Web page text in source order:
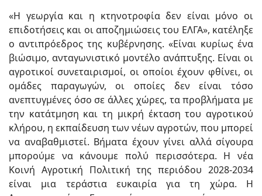
«Η γεωργία και η κτηνοτροφία δεν είναι μόνο οι
επιδοτήσεις και οι αποζημιώσεις του ΕΛΓΑ», κατέληξε
ο αντιπρόεδρος της κυβέρνησης. «Είναι κυρίως ένα
βιώσιμο, ανταγωνιστικό μοντέλο ανάπτυξης. Είναι οι
αγροτικοί συνεταιρισμοί, οι οποίοι έχουν φθίνει, οι
ομάδες παραγωγών, οι οποίες δεν είναι τόσο
ανεπτυγμένες όσο σε άλλες χώρες, τα προβλήµατα µε
την κατάτµηση και τη µικρή έκταση του αγροτικού
κλήρου, η εκπαίδευση των νέων αγροτών, που μπορεί
να αναβαθμιστεί. Βήματα έχουν γίνει αλλά σίγουρα
μπορούμε να κάνουμε πολύ περισσότερα. Η νέα
Κοινή Αγροτική Πολιτική της περιόδου 2028-2034
είναι μια τεράστια ευκαιρία για τη χώρα. Η